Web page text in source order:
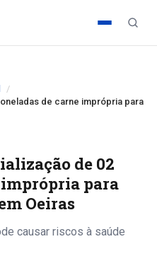
de carne imprópria para
de 02
para
Oeiras
causar riscos à saúde